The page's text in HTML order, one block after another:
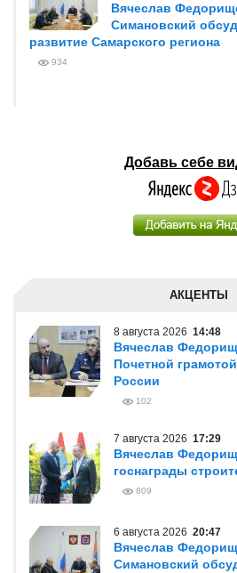
Вячеслав
Симановский
развитие Самарского региона
934
Добавь себе
АКЦЕНТЫ
8 августа 2026 14:48
Вячеслав
Почетной
России
102
7 августа 2026 17:29
Вячеслав
госнаграды
809
6 августа 2026 20:47
Вячеслав
Симановский